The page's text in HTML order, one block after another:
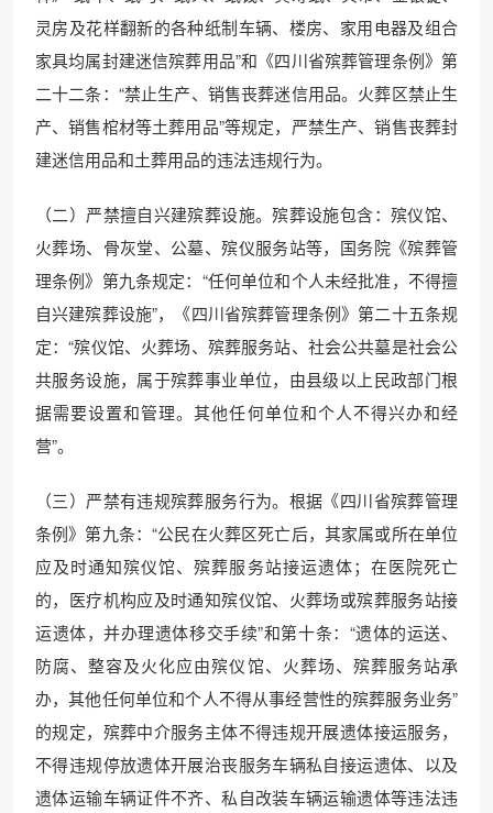
灵房及花样翻新的各种纸制车辆、楼房、家用电器及组合
家具均属封建迷信殡葬用品”和《四川省殡葬管理条例》第
二十二条：“禁止生产、销售丧葬迷信用品。火葬区禁止生
产、销售棺材等土葬用品”等规定，严禁生产、销售丧葬封
建迷信用品和土葬用品的违法违规行为。
（二）严禁擅自兴建殡葬设施。殡葬设施包含：殡仪馆、
火葬场、骨灰堂、公墓、殡仪服务站等，国务院《殡葬管
理条例》第九条规定：“任何单位和个人未经批准，不得擅
自兴建殡葬设施”，《四川省殡葬管理条例》第二十五条规
定：“殡仪馆、火葬场、殡葬服务站、社会公共墓是社会公
共服务设施，属于殡葬事业单位，由县级以上民政部门根
据需要设置和管理。其他任何单位和个人不得兴办和经
营”。
（三）严禁有违规殡葬服务行为。根据《四川省殡葬管理
条例》第九条：“公民在火葬区死亡后，其家属或所在单位
应及时通知殡仪馆、殡葬服务站接运遗体；在医院死亡
的，医疗机构应及时通知殡仪馆、火葬场或殡葬服务站接
运遗体，并办理遗体移交手续”和第十条：“遗体的运送、
防腐、整容及火化应由殡仪馆、火葬场、殡葬服务站承
办，其他任何单位和个人不得从事经营性的殡葬服务业务”
的规定，殡葬中介服务主体不得违规开展遗体接运服务，
不得违规停放遗体开展治丧服务车辆私自接运遗体、以及
遗体运输车辆证件不齐、私自改装车辆运输遗体等违法违